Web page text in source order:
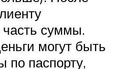
суммы.
могут быть
по паспорту,